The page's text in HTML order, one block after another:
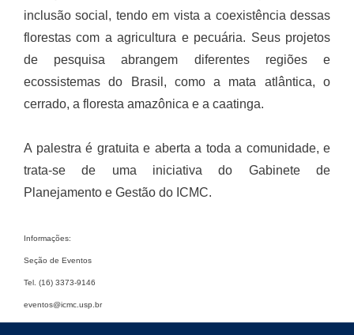
inclusão social, tendo em vista a coexistência dessas
florestas com a agricultura e pecuária. Seus projetos
de pesquisa abrangem diferentes regiões e
ecossistemas do Brasil, como a mata atlântica, o
cerrado, a floresta amazônica e a caatinga.
A palestra é gratuita e aberta a toda a comunidade, e
trata-se de uma iniciativa do Gabinete de
Planejamento e Gestão do ICMC.
Informações:
Seção de Eventos
Tel. (16) 3373-9146
eventos@icmc.usp.br